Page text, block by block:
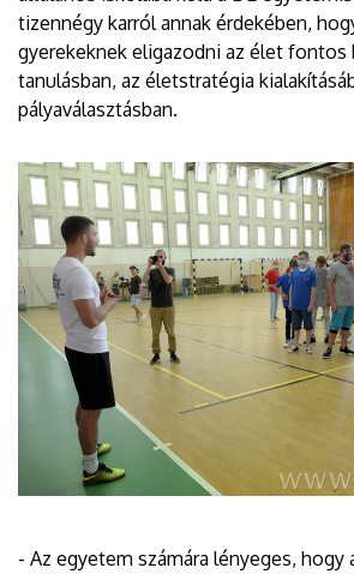
tizennégy karról annak érdekében,
gyerekeknek eligazodni az élet fontos
tanulásban, az életstratégia
pályaválasztásban.
- Az egyetem számára lényeges,